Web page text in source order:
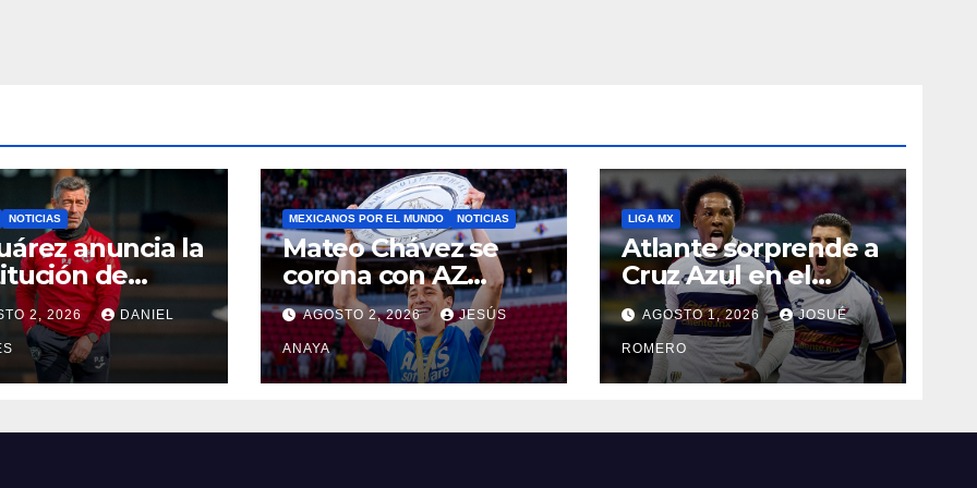
NOTICIAS
anuncia la
de
Caixinha
2, 2026 DANIEL
MEXICANOS POR EL MUNDO NOTICIAS
Mateo Chávez se
corona con AZ
Alkmaar en la
Supercopa de
Países Bajos
AGOSTO 2, 2026 JESÚS
ANAYA
LIGA MX
Atlante sorprende a
Cruz Azul en el
Banorte
AGOSTO 1, 2026 JOSUÉ
ROMERO